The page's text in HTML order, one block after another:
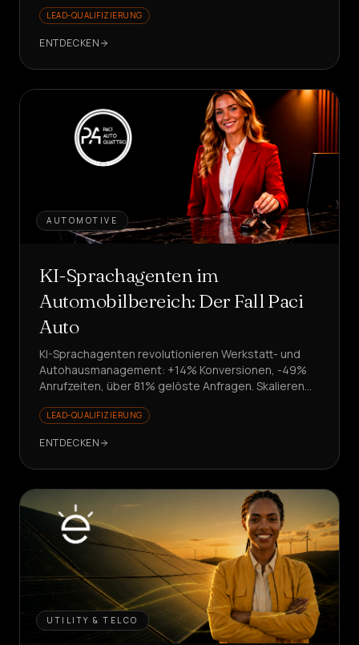
LEAD-QUALIFIZIERUNG
ENTDECKEN
AUTOMOTIVE
KI-Sprachagenten im
Automobilbereich: Der Fall Paci
Auto
KI-Sprachagenten revolutionieren Werkstatt- und
Autohausmanagement: +14% Konversionen, -49%
Anrufzeiten, über 81% gelöste Anfragen. Skalieren
LEAD-QUALIFIZIERUNG
ENTDECKEN
UTILITY & TELCO